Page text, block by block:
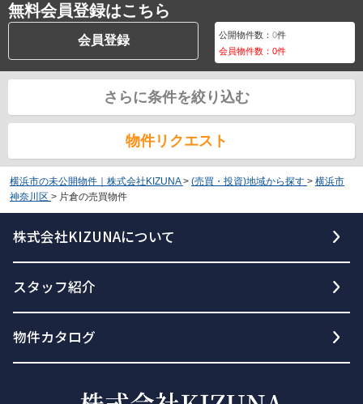
無料会員登録はこちら
会員登録 公開物件数：0件
会員物件数：0件
さらに条件を絞り込む
物件リクエスト
横浜市の未公開物件｜株式会社KIZUNA > (売買・投資)地域から探す > 横浜市
神奈川区 > 片倉の売買物件
株式会社KIZUNAについて
スタッフ紹介
物件カタログ